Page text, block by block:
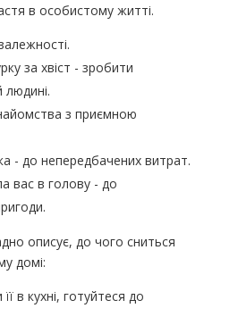
в особистому житті.
за хвіст - зробити
людині.
з приємною
- до непередбачених витрат.
вас в голову - до
описує, до чого сниться
домі:
в кухні, готуйтеся до